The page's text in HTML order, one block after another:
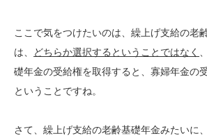
ここで気をつけたいのは、繰上げ支給の老
は、
どちらか選択するということではなく
礎年金の受給権を取得すると、寡婦年金の
ということですね。
さて、繰上げ支給の老齢基礎年金みたいに